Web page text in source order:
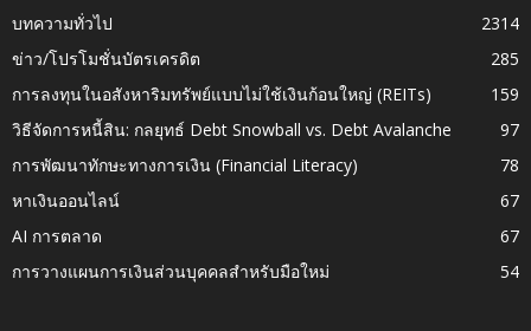
บทความทั่วไป
2314
ข่าว/โปรโมชั่นบัตรเครดิต
285
การลงทุนในอสังหาริมทรัพย์แบบไม่ใช้เงินก้อนใหญ่ (REITs)
159
วิธีจัดการหนี้สิน: กลยุทธ์ Debt Snowball vs. Debt Avalanche
97
การพัฒนาทักษะทางการเงิน (Financial Literacy)
78
หาเงินออนไลน์
67
AI การตลาด
67
การวางแผนการเงินส่วนบุคคลสำหรับมือใหม่
54